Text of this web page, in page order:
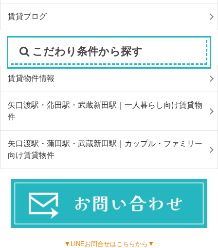
賃貸ブログ
こだわり条件から探す
賃貸物件情報
矢口渡駅・蒲田駅・武蔵新田駅｜一人暮らし向け賃貸物
件
矢口渡駅・蒲田駅・武蔵新田駅｜カップル・ファミリー
向け賃貸物件
▼LINEお問合せはこちらから▼